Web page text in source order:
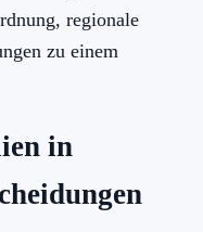
regionale
zu einem
in